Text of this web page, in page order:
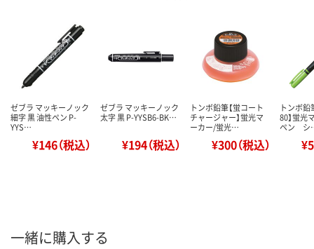
ゼブラ マッキーノック
細字 黒 油性ペン P-
YYS…
¥146（税込）
ゼブラ マッキーノック
太字 黒 P-YYSB6-BK…
¥194（税込）
トンボ鉛筆【蛍コート
チャージャー】蛍光マ
ーカー/蛍光…
¥300（税込）
トンボ鉛
80】蛍光
ペン
一緒に購入する